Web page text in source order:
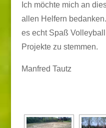
Ich möchte mich an
allen Helfern
es echt Spaß
Projekte zu stemmen.
Manfred Tautz